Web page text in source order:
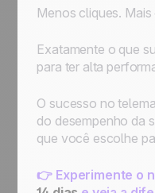
Menos cliques.
Exatamente o que
para ter alta
O sucesso no
do desempenho da
que você escolhe
👉 Experimente o